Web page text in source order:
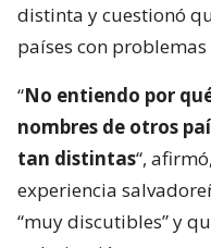
distinta y cuestionó
países con
“No entiendo por
nombres de otros
tan distintas“,
experiencia
“muy discutibles” y